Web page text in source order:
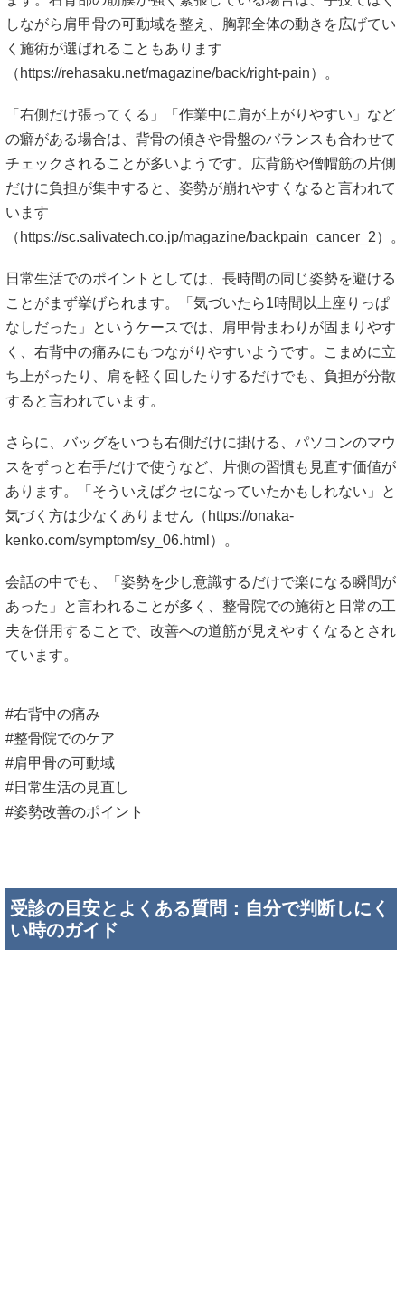
しながら肩甲骨の可動域を整え、胸郭全体の動きを広げてい
く施術が選ばれることもあります
（ https://rehasaku.net/magazine/back/right-pain）。
「右側だけ張ってくる」「作業中に肩が上がりやすい」など
の癖がある場合は、背骨の傾きや骨盤のバランスも合わせて
チェックされることが多いようです。広背筋や僧帽筋の片側
だけに負担が集中すると、姿勢が崩れやすくなると言われて
います
（ https://sc.salivatech.co.jp/magazine/backpain_cancer_2）。
日常生活でのポイントとしては、長時間の同じ姿勢を避ける
ことがまず挙げられます。「気づいたら1時間以上座りっぱ
なしだった」というケースでは、肩甲骨まわりが固まりやす
く、右背中の痛みにもつながりやすいようです。こまめに立
ち上がったり、肩を軽く回したりするだけでも、負担が分散
すると言われています。
さらに、バッグをいつも右側だけに掛ける、パソコンのマウ
スをずっと右手だけで使うなど、片側の習慣も見直す価値が
あります。「そういえばクセになっていたかもしれない」と
気づく方は少なくありません（ https://onaka-
kenko.com/symptom/sy_06.html）。
会話の中でも、「姿勢を少し意識するだけで楽になる瞬間が
あった」と言われることが多く、整骨院での施術と日常の工
夫を併用することで、改善への道筋が見えやすくなるとされ
ています。
#右背中の痛み
#整骨院でのケア
#肩甲骨の可動域
#日常生活の見直し
#姿勢改善のポイント
受診の目安とよくある質問：自分で判断しにく
い時のガイド